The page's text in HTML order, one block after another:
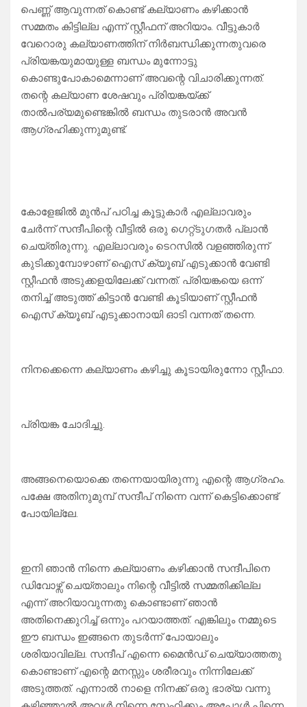
പെണ്ണ് ആവുന്നത് കൊണ്ട് കല്യാണം കഴിക്കാൻ
സമ്മതം കിട്ടില്ല എന്ന് സ്റ്റീഫന് അറിയാം. വീട്ടുകാർ
വേറൊരു കല്യാണത്തിന് നിർബന്ധിക്കുന്നതുവരെ
പ്രിയങ്കയുമായുള്ള ബന്ധം മുന്നോട്ടു
കൊണ്ടുപോകാമെന്നാണ് അവന്റെ വിചാരിക്കുന്നത്.
തന്റെ കല്യാണ ശേഷവും പ്രിയങ്കയ്ക്ക്
താൽപര്യമുണ്ടെങ്കിൽ ബന്ധം തുടരാൻ അവൻ
ആഗ്രഹിക്കുന്നുമുണ്ട്.
കോളേജിൽ മുൻപ് പഠിച്ച കൂട്ടുകാർ എല്ലാവരും
ചേർന്ന് സന്ദീപിന്റെ വീട്ടിൽ ഒരു ഗെറ്റ്ടുഗതർ പ്ലാൻ
ചെയ്തിരുന്നു. എല്ലാവരും ടെറസിൽ വളഞ്ഞിരുന്ന്
കുടിക്കുമ്പോഴാണ് ഐസ് ക്യൂബ് എടുക്കാൻ വേണ്ടി
സ്റ്റീഫൻ അടുക്കളയിലേക്ക് വന്നത്. പ്രിയങ്കയെ ഒന്ന്
തനിച്ച് അടുത്ത് കിട്ടാൻ വേണ്ടി കൂടിയാണ് സ്റ്റീഫൻ
ഐസ് ക്യൂബ് എടുക്കാനായി ഓടി വന്നത് തന്നെ.
നിനക്കെന്നെ കല്യാണം കഴിച്ചു കൂടായിരുന്നോ സ്റ്റീഫാ.
പ്രിയങ്ക ചോദിച്ചു.
അങ്ങനെയൊക്കെ തന്നെയായിരുന്നു എന്റെ ആഗ്രഹം.
പക്ഷേ അതിനുമുമ്പ് സന്ദീപ് നിന്നെ വന്ന് കെട്ടിക്കൊണ്ട്
പോയില്ലേ.
ഇനി ഞാൻ നിന്നെ കല്യാണം കഴിക്കാൻ സന്ദീപിനെ
ഡിവോഴ്സ് ചെയ്താലും നിന്റെ വീട്ടിൽ സമ്മതിക്കില്ല
എന്ന് അറിയാവുന്നതു കൊണ്ടാണ് ഞാൻ
അതിനെക്കുറിച്ച് ഒന്നും പറയാത്തത്. എങ്കിലും നമ്മുടെ
ഈ ബന്ധം ഇങ്ങനെ തുടർന്ന് പോയാലും
ശരിയാവില്ല. സന്ദീപ് എന്നെ മൈൻഡ് ചെയ്യാത്തതു
കൊണ്ടാണ് എന്റെ മനസ്സും ശരീരവും നിന്നിലേക്ക്
അടുത്തത്. എന്നാൽ നാളെ നിനക്ക് ഒരു ഭാര്യ വന്നു